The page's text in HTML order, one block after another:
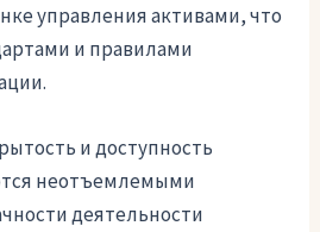
управления активами, что
и правилами
и доступность
неотъемлемыми
деятельности